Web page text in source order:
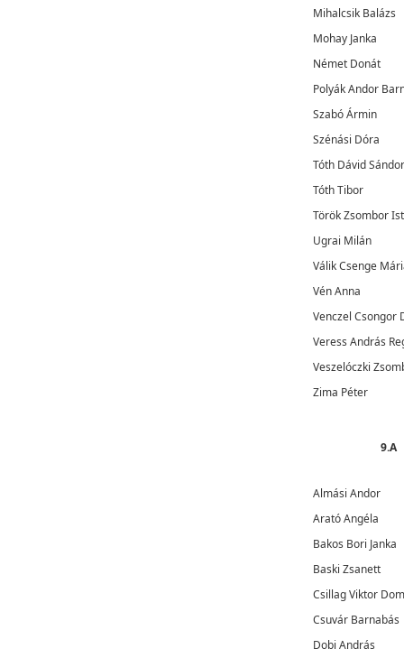
Mihalcsik Balázs
Mohay Janka
Német Donát
Polyák Andor
Szabó Ármin
Szénási Dóra
Tóth Dávid Sándor
Tóth Tibor
Török Zsombor
Ugrai Milán
Válik Csenge
Vén Anna
Venczel Csongor
Veress András
Veszelóczki
Zima Péter
9.A
Almási Andor
Arató Angéla
Bakos Bori Janka
Baski Zsanett
Csillag Viktor
Csuvár Barnabás
Dobi András